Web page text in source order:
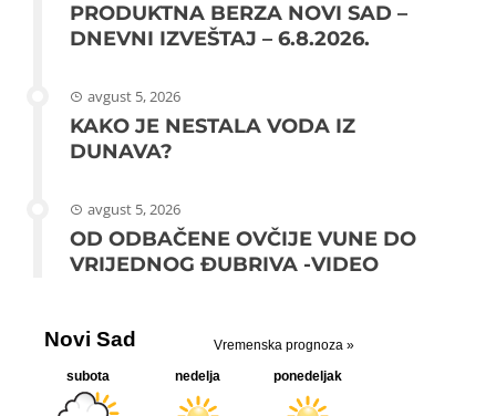
PRODUKTNA BERZA NOVI SAD –
DNEVNI IZVEŠTAJ – 6.8.2026.
avgust 5, 2026
KAKO JE NESTALA VODA IZ
DUNAVA?
avgust 5, 2026
OD ODBAČENE OVČIJE VUNE DO
VRIJEDNOG ĐUBRIVA -VIDEO